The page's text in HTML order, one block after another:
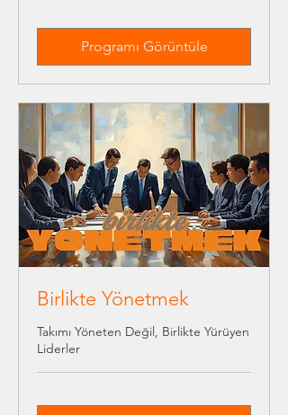
Programı Görüntüle
Birlikte Yönetmek
Takımı Yöneten Değil, Birlikte Yürüyen
Liderler